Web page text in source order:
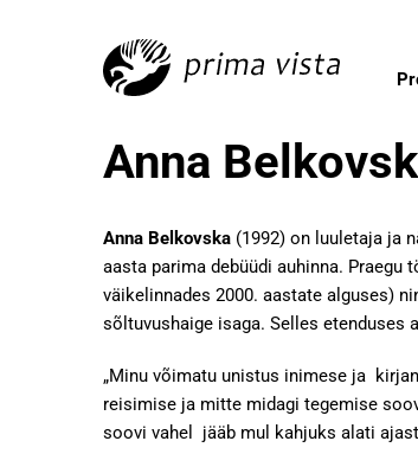
Anna
Anna Belkovska (1992) on luuletaja ja
aasta parima debüüdi auhinna.
väikelinnades 2000. aastate alguses)
sõltuvushaige isaga. Selles etenduses
„Minu võimatu unistus inimese ja
reisimise ja mitte midagi tegemise
soovi vahel jääb mul kahjuks alati